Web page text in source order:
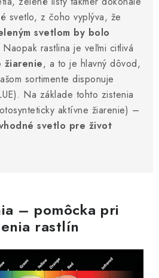
svetlo, z čoho vyplýva, že
svetlom by bolo
Naopak rastlina je veľmi citlivá
žiarenie, a to je hlavný dôvod,
sortimente disponuje
Na základe tohto zistenia
aktívne žiarenie) –
svetlo pre život
– pomôcka pri
rastlín